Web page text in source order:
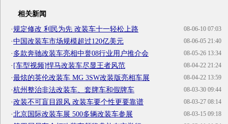
相关新闻
08-06-10 07:03
·规定修改 利民为先 改装车十一轻松上路
08-06-05 21:40
·中国改装车市场规模超过120亿美元
08-05-26 13:34
·多款奔驰改装车亮相中誉08行业用户推介会
08-04-22 21:24
·[车型视频]悍马改装车尽显王者风范
08-04-22 13:59
·最炫的英伦改装车 MG 3SW改装版亮相车展
08-03-30 09:44
·杭州整治非法改装车、套牌车和假牌车
08-03-27 08:14
·改装不可盲目跟风 改装车要个性更要靠谱
08-03-15 09:18
·北京国际改装车展 500多辆改装车参展